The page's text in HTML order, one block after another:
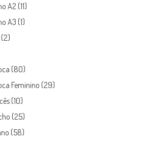
A2 (11)
A3 (1)
(2)
(80)
Feminino (29)
(10)
(25)
(58)